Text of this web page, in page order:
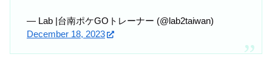
— Lab |台南ポケGOトレーナー (@lab2taiwan)
December 18, 2023